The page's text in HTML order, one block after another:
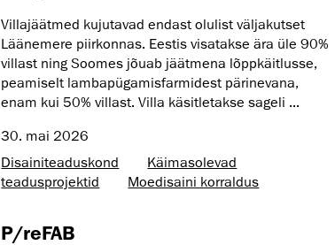
Villajäätmed kujutavad endast olulist väljakutset
Läänemere piirkonnas. Eestis visatakse ära üle 90%
villast ning Soomes jõuab jäätmena lõppkäitlusse,
peamiselt lambapügamisfarmidest pärinevana,
enam kui 50% villast. Villa käsitletakse sageli ...
30. mai 2026
Disaini­­teaduskond
Käimasolevad
teadusprojektid
Moedisaini korraldus
P/reFAB